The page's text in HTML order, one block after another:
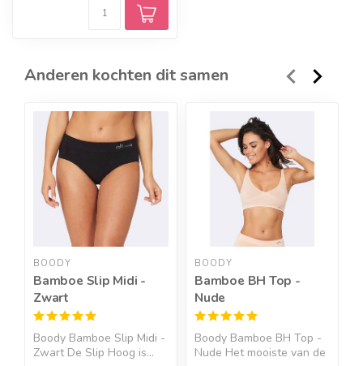
Anderen kochten dit samen
BOODY
Bamboe Slip Midi -
Zwart
Boody Bamboe Slip Midi -
Zwart De Slip Hoog is...
BOODY
Bamboe BH Top -
Nude
Boody Bamboe BH Top -
Nude Het mooiste van de